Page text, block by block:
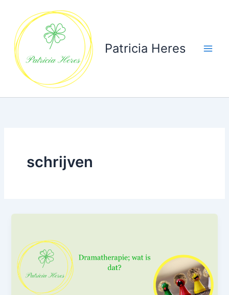
inhoud
Patricia Heres
schrijven